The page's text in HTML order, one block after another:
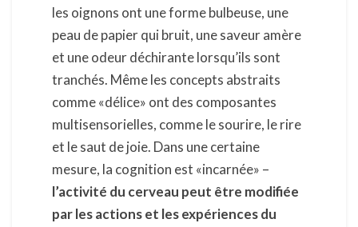
les oignons ont une forme bulbeuse, une
peau de papier qui bruit, une saveur amère
et une odeur déchirante lorsqu’ils sont
tranchés. Même les concepts abstraits
comme «délice» ont des composantes
multisensorielles, comme le sourire, le rire
et le saut de joie. Dans une certaine
mesure, la cognition est «incarnée» –
l’activité du cerveau peut être modifiée
par les actions et les expériences du